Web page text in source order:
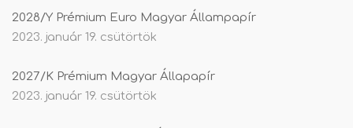
2028/Y Prémium Euro Magyar Állampapír
2023. január 19. csütörtök
2027/K Prémium Magyar Állapapír
2023. január 19. csütörtök